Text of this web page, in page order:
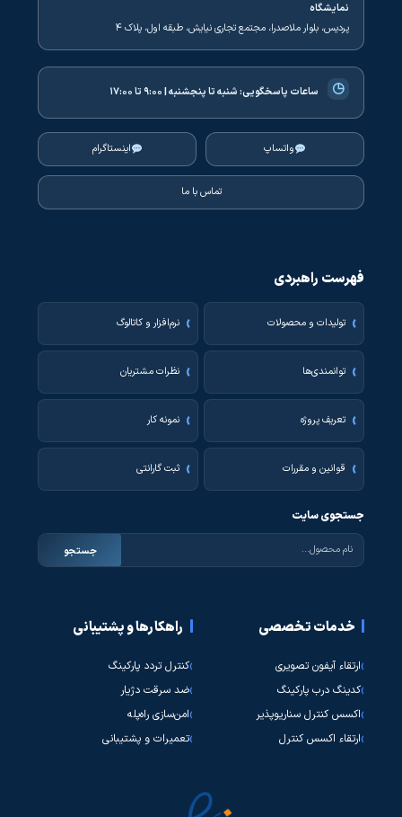
نمایشگاه
پردیس، بلوار ملاصدرا، مجتمع تجاری نیایش، طبقه اول، پلاک ۴
◷ ساعات پاسخگویی:شنبه تا پنجشنبه | ۹:۰۰ تا ۱۷:۰۰
واتساپ اینستاگرام
تماس با ما
فهرست راهبردی
تولیدات و محصولات نرم‌افزار و کاتالوگ
توانمندی‌ها نظرات مشتریان
تعریف پروژه نمونه کار
قوانین و مقررات ثبت گارانتی
جستجوی سایت
جستجو
خدمات تخصصی
ارتقاء آیفون تصویری
کدینگ درب پارکینگ
اکسس کنترل سناریوپذیر
ارتقاء اکسس کنترل
راهکارها و پشتیبانی
کنترل تردد پارکینگ
ضد سرقت دژیار
امن‌سازی راه‌پله
تعمیرات و پشتیبانی